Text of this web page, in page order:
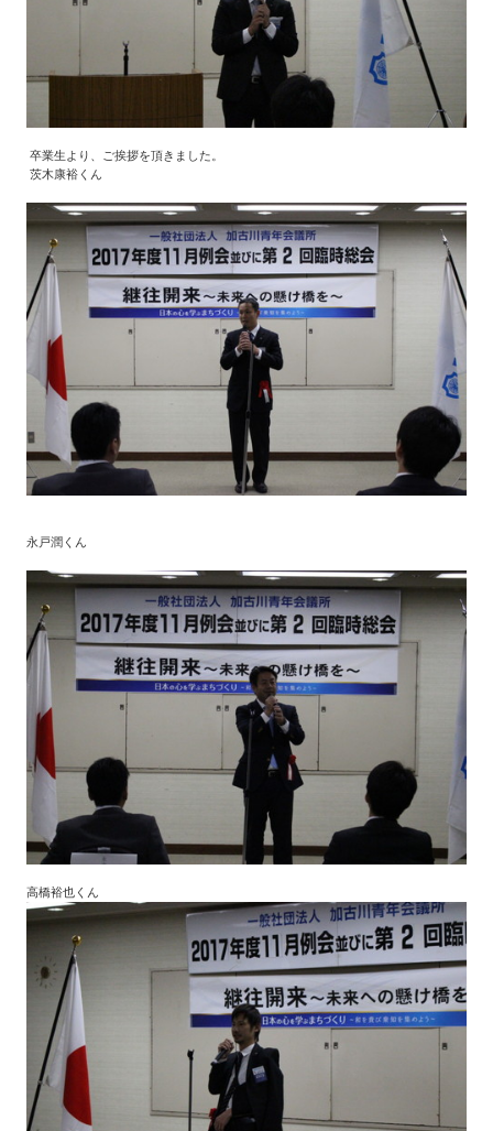
卒業生より、ご挨拶を頂きました。
茨木康裕くん
永戸潤くん
高橋裕也くん